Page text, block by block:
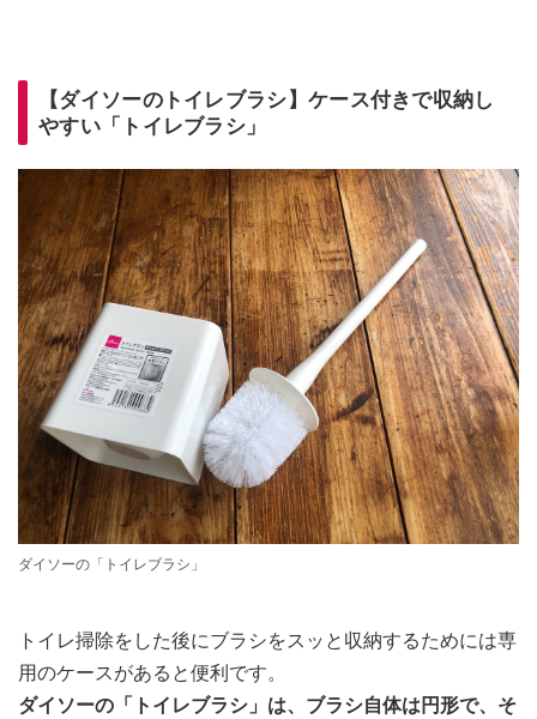
【ダイソーのトイレブラシ】ケース付きで収納し
やすい「トイレブラシ」
ダイソーの「トイレブラシ」
トイレ掃除をした後にブラシをスッと収納するためには専
用のケースがあると便利です。
ダイソーの「トイレブラシ」は、ブラシ自体は円形で、そ